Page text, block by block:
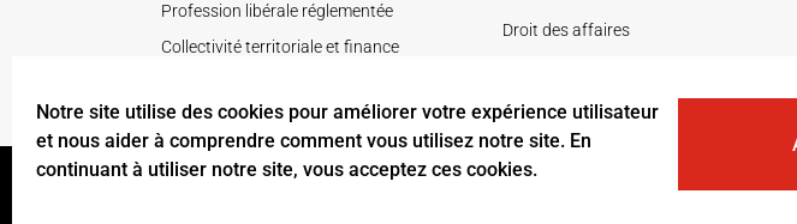
Notre site utilise des cookies pour améliorer votre expérience utilisateur
et nous aider à comprendre comment vous utilisez notre site. En
continuant à utiliser notre site, vous acceptez ces cookies.
Profession libérale réglementée
Collectivité territoriale et finance
Secteur de la santé
Droit des affaires
Tous droits réservés ELIGE AVOCATS, sociétés d’avocats : Elige Bordeaux, Elige